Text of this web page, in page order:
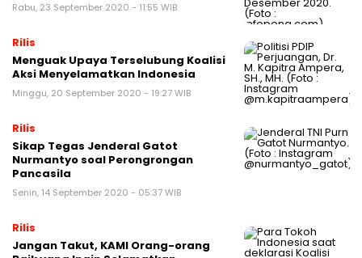
Rabu, 23 September 2020 - 11:55 WIB
Rilis
Menguak Upaya Terselubung Koalisi
Aksi Menyelamatkan Indonesia
Minggu, 20 September 2020 - 19:27 WIB
Rilis
Sikap Tegas Jenderal Gatot
Nurmantyo soal Perongrongan
Pancasila
Senin, 14 September 2020 - 05:37 WIB
Rilis
Jangan Takut, KAMI Orang-orang